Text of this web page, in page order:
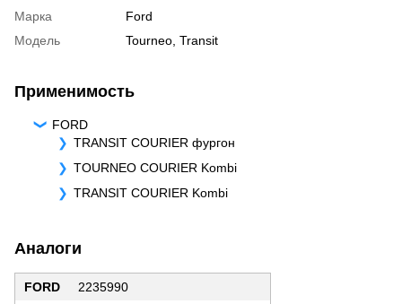
Марка
Ford
Модель
Tourneo Transit
Применимость
FORD
TRANSIT COURIER фургон
TOURNEO COURIER Kombi
TRANSIT COURIER Kombi
Аналоги
FORD
2235990